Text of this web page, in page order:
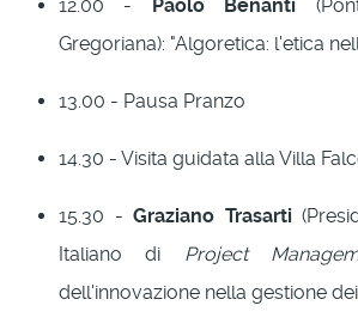
12.00 - Paolo Benanti
Gregoriana): "Algoretica: l'etica
13.00 - Pausa Pranzo
14.30 - Visita guidata alla Villa
15.30 -Graziano Trasarti
Italiano di Project
dell'innovazione nella gestione